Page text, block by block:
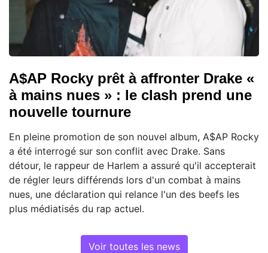
A$AP Rocky prêt à affronter Drake «
à mains nues » : le clash prend une
nouvelle tournure
En pleine promotion de son nouvel album, A$AP Rocky
a été interrogé sur son conflit avec Drake. Sans
détour, le rappeur de Harlem a assuré qu'il accepterait
de régler leurs différends lors d'un combat à mains
nues, une déclaration qui relance l'un des beefs les
plus médiatisés du rap actuel.
Voir toutes les news